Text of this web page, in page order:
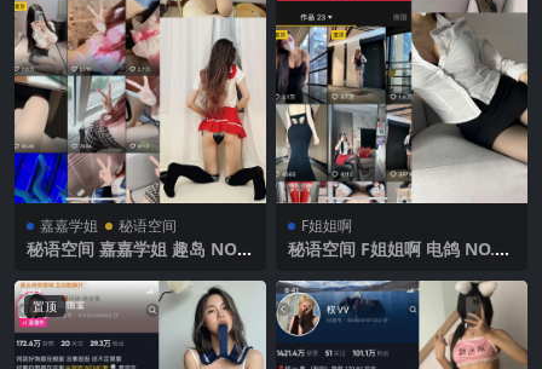
嘉嘉学姐 秘语空间
秘语空间 嘉嘉学姐 趣岛 NO.0
整版
F姐姐啊
秘语空间 F姐姐啊 电鸽 NO.00
更新
置顶